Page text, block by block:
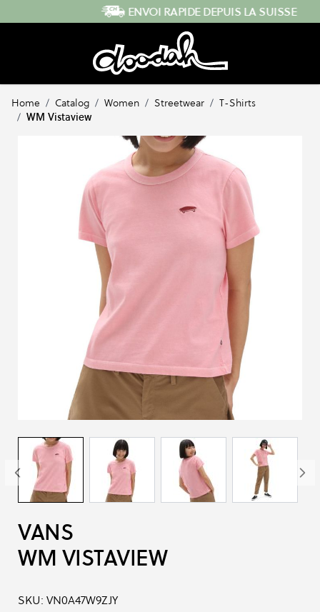
ENVOI RAPIDE DEPUIS LA SUISSE
Home / Catalog / Women / Streetwear / T-Shirts
/ WM Vistaview
VANS
WM VISTAVIEW
SKU: VN0A47W9ZJY